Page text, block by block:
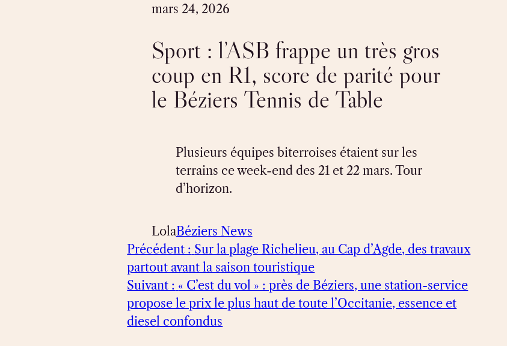
mars 24, 2026
Sport : l’ASB frappe un très gros
coup en R1, score de parité pour
le Béziers Tennis de Table
Plusieurs équipes biterroises étaient sur les
terrains ce week-end des 21 et 22 mars. Tour
d’horizon.
LolaBéziers News
Précédent : Sur la plage Richelieu, au Cap d’Agde, des travaux
partout avant la saison touristique
Suivant : « C’est du vol » : près de Béziers, une station-service
propose le prix le plus haut de toute l’Occitanie, essence et
diesel confondus